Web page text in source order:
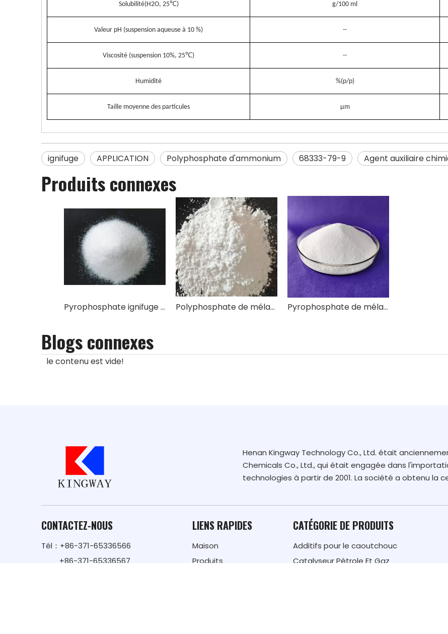
Solubilité(H2O, 25℃) g/100 ml
Valeur pH (suspension aqueuse à 10 %) --
Viscosité (suspension 10%, 25℃) --
Humidité %(p/p)
Taille moyenne des particules µm
ignifuge APPLICATION Polyphosphate d'ammonium 68333-79-9 Agent auxiliaire
Produits connexes
Pyrophosphate ignifuge Pipérazine TNLCA 100 Polyphosphate de mélamine ignifuge MPP Pyrophosphate de mélamine ignifuge DMPY
Blogs connexes
le contenu est vide!
Henan Kingway Technology Co., Ltd. était
Chemicals Co., Ltd., qui était engagée dans
technologies à partir de 2001. La société a obtenu la
CONTACTEZ-NOUS
Tél：+86-371-65336566
+86-371-65336567
LIENS RAPIDES
Maison
Produits
CATÉGORIE DE PRODUITS
Additifs pour le caoutchouc
Catalyseur Pétrole Et Gaz